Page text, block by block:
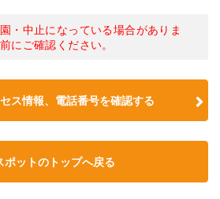
・中止になっている場合がありま
にご確認ください。
ス情報、電話番号を確認する
ポットのトップへ戻る